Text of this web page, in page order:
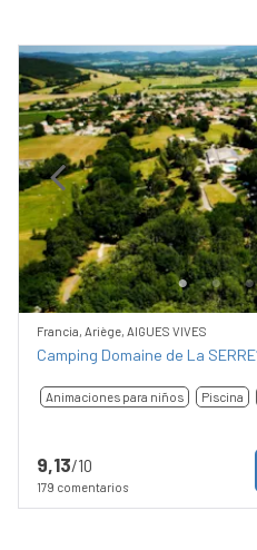
Previous
Francia, Ariège, AIGUES VIVES
Camping Domaine de La SERRE
Animaciones para niños Piscina
9,13/10
179 comentarios